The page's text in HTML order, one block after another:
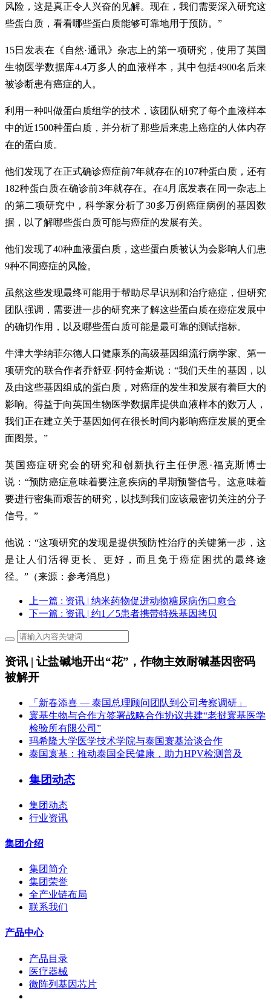
风险，这是真正令人兴奋的见解。现在，我们需要深入研究这
些蛋白质，看看哪些蛋白质能够可靠地用于预防。”
15日发表在《自然·通讯》杂志上的第一项研究，使用了英国
生物医学数据库4.4万多人的血液样本，其中包括4900名后来
被诊断患有癌症的人。
利用一种叫做蛋白质组学的技术，该团队研究了每个血液样本
中的近1500种蛋白质，并分析了那些后来患上癌症的人体内存
在的蛋白质。
他们发现了在正式确诊癌症前7年就存在的107种蛋白质，还有
182种蛋白质在确诊前3年就存在。在4月底发表在同一杂志上
的第二项研究中，科学家分析了30多万例癌症病例的基因数
据，以了解哪些蛋白质可能与癌症的发展有关。
他们发现了40种血液蛋白质，这些蛋白质被认为会影响人们患
9种不同癌症的风险。
虽然这些发现最终可能用于帮助尽早识别和治疗癌症，但研究
团队强调，需要进一步的研究来了解这些蛋白质在癌症发展中
的确切作用，以及哪些蛋白质可能是最可靠的测试指标。
牛津大学纳菲尔德人口健康系的高级基因组流行病学家、第一
项研究的联合作者乔舒亚·阿特金斯说：“我们天生的基因，以
及由这些基因组成的蛋白质，对癌症的发生和发展有着巨大的
影响。得益于向英国生物医学数据库提供血液样本的数万人，
我们正在建立关于基因如何在很长时间内影响癌症发展的更全
面图景。”
英国癌症研究会的研究和创新执行主任伊恩·福克斯博士
说：“预防癌症意味着要注意疾病的早期预警信号。这意味着
要进行密集而艰苦的研究，以找到我们应该最密切关注的分子
信号。”
他说：“这项研究的发现是提供预防性治疗的关键第一步，这
是让人们活得更长、更好，而且免于癌症困扰的最终途
径。”（来源：参考消息）
上一篇 : 资讯 | 纳米药物促进动物糖尿病伤口愈合
下一篇 : 资讯 | 约1／5患者携带特殊基因拷贝
资讯 | 让盐碱地开出“花”，作物主效耐碱基因密码
被解开
「新春添喜 — 泰国总理顾问团队到公司考察调研」
寰基生物与合作方签署战略合作协议共建“老挝寰基医学
检验所有限公司”
玛希隆大学医学技术学院与泰国寰基洽谈合作
泰国寰基：推动泰国全民健康，助力HPV检测普及
集团动态
集团动态
行业资讯
集团介绍
集团简介
集团荣誉
全产业链布局
联系我们
产品中心
产品目录
医疗器械
微阵列基因芯片